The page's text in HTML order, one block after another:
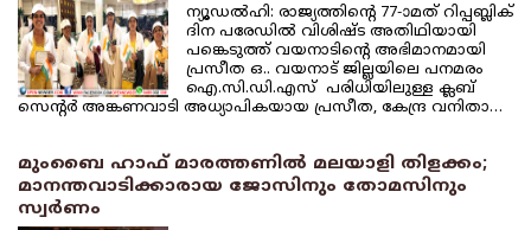
ന്യൂഡല്‍ഹി: രാജ്യത്തിന്റെ 77-ാമത് റിപ്പബ്ലിക്
ദിന പരേഡില്‍ വിശിഷ്ട അതിഥിയായി
പങ്കെടുത്ത് വയനാടിന്റെ അഭിമാനമായി
പ്രസീത ഒ.. വയനാട് ജില്ലയിലെ പനമരം
ഐ.സി.ഡി.എസ് പരിധിയിലുള്ള ക്ലബ്
സെന്റര്‍ അങ്കണവാടി അധ്യാപികയായ പ്രസീത, കേന്ദ്ര വനിതാ…
മുംബൈ ഹാഫ് മാരത്തണില്‍ മലയാളി തിളക്കം;
മാനന്തവാടിക്കാരായ ജോസിനും തോമസിനും
സ്വര്‍ണം